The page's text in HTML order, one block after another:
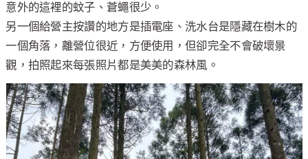
意外的這裡的蚊子、蒼蠅很少。
另一個給營主按讚的地方是插電座、洗水台是隱藏在樹木的
一個角落，離營位很近，方便使用，但卻完全不會破壞景
觀，拍照起來每張照片都是美美的森林風。